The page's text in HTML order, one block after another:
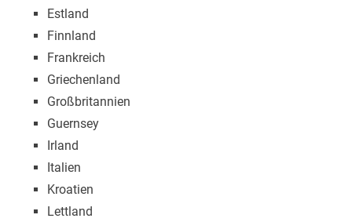
Estland
Finnland
Frankreich
Griechenland
Großbritannien
Guernsey
Irland
Italien
Kroatien
Lettland